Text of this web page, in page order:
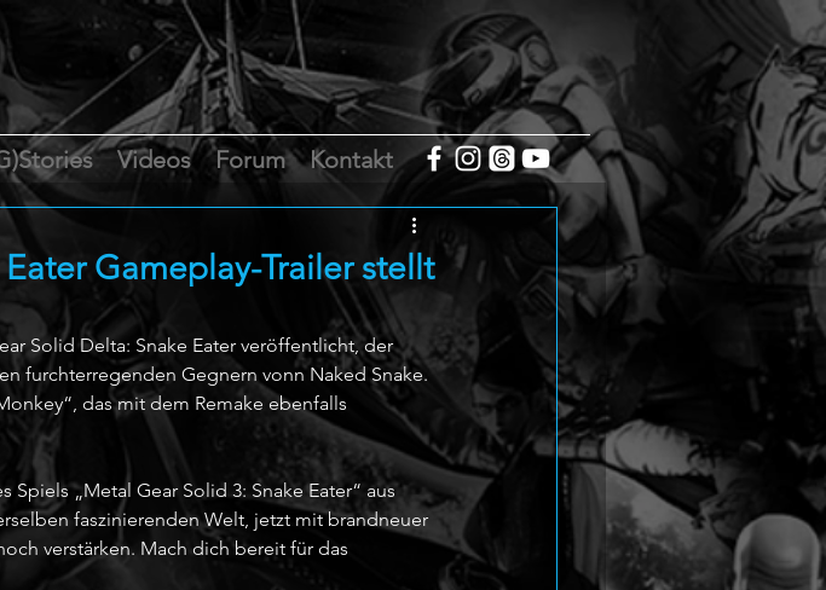
Videos Forum Kontakt
Gameplay-Trailer stellt
Solid Delta: Snake Eater veröffentlicht, der
furchterregenden Gegnern vonn Naked Snake.
das mit dem Remake ebenfalls
Spiels „Metal Gear Solid 3: Snake Eater“ aus
faszinierenden Welt, jetzt mit brandneuer
verstärken. Mach dich bereit für das